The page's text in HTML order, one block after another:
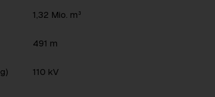
1,32 Mio. m³
491 m
110 kV